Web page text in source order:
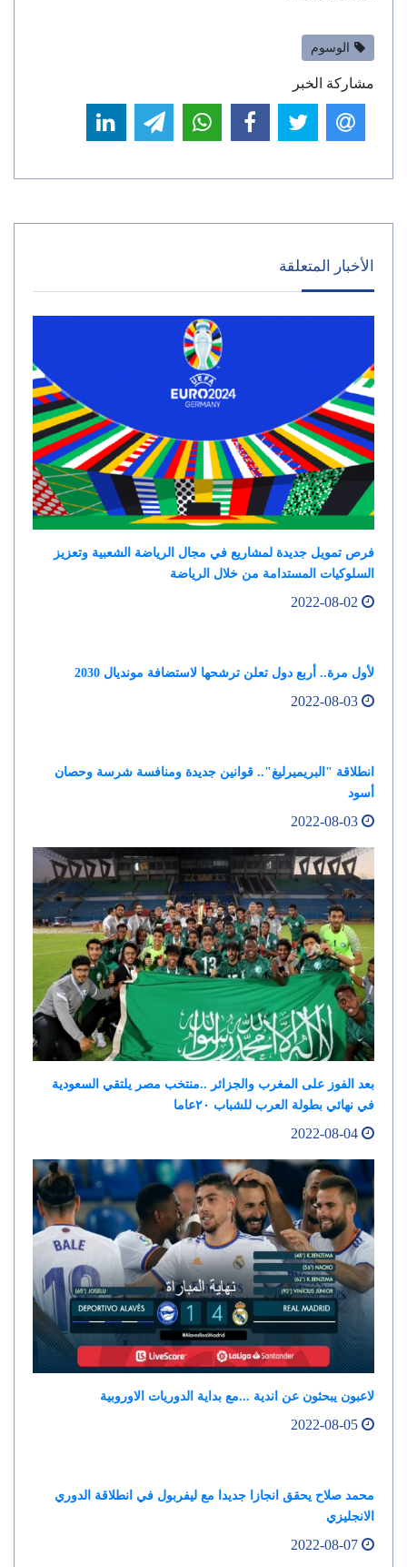
الوسوم
مشاركة الخبر
الأخبار المتعلقة
فرص تمويل جديدة لمشاريع في مجال الرياضة الشعبية وتعزيز
السلوكيات المستدامة من خلال الرياضة
لأول مرة.. أربع دول تعلن ترشحها لاستضافة مونديال 2030
انطلاقة "البريميرليغ".. قوانين جديدة ومنافسة شرسة وحصان
أسود
بعد الفوز على المغرب والجزائر ..منتخب مصر يلتقي السعودية
في نهائي بطولة العرب للشباب ٢٠عاما
لاعبون يبحثون عن اندية ...مع بداية الدوريات الاوروبية
محمد صلاح يحقق انجازا جديدا مع ليفربول في انطلاقة الدوري
الانجليزي